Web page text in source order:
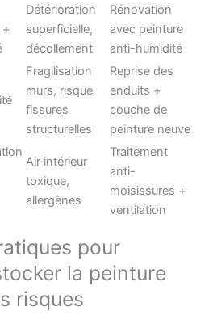
Détérioration
superficielle,
décollement
Rénovation
avec peinture
anti-humidité
Fragilisation
murs, risque
fissures
structurelles
Reprise des
enduits +
couche de
peinture neuve
Air intérieur
toxique,
allergènes
Traitement
anti-
moisissures +
ventilation
pour
la peinture
risques